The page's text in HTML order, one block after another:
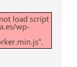
load script
wp-